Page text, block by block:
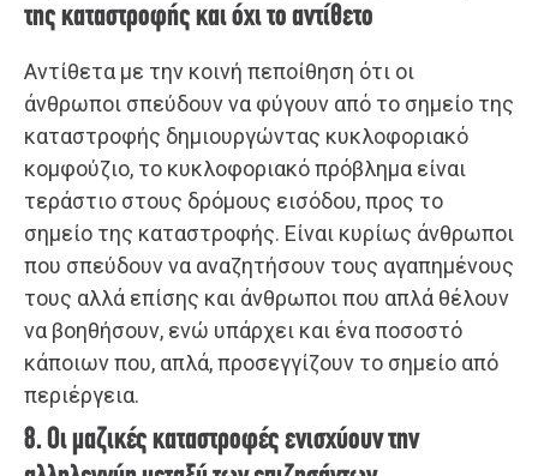
της καταστροφής και όχι το αντίθετο
Αντίθετα με την κοινή πεποίθηση ότι οι
άνθρωποι σπεύδουν να φύγουν από το σημείο της
καταστροφής δημιουργώντας κυκλοφοριακό
κομφούζιο, το κυκλοφοριακό πρόβλημα είναι
τεράστιο στους δρόμους εισόδου, προς το
σημείο της καταστροφής. Είναι κυρίως άνθρωποι
που σπεύδουν να αναζητήσουν τους αγαπημένους
τους αλλά επίσης και άνθρωποι που απλά θέλουν
να βοηθήσουν, ενώ υπάρχει και ένα ποσοστό
κάποιων που, απλά, προσεγγίζουν το σημείο από
περιέργεια.
8. Οι μαζικές καταστροφές ενισχύουν την